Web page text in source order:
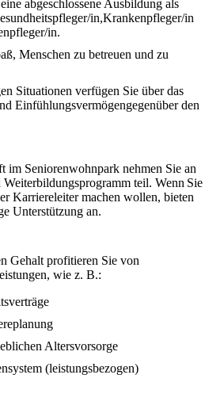
abgeschlossene Ausbildung als
in,Krankenpfleger/in
in.
Menschen zu betreuen und zu
Situationen verfügen Sie über das
Einfühlungsvermögengegenüber den
im Seniorenwohnpark nehmen Sie an
Weiterbildungsprogramm teil. Wenn Sie
Karriereleiter machen wollen, bieten
Unterstützung an.
Gehalt profitieren Sie von
wie z. B.:
Altersvorsorge
(leistungsbezogen)